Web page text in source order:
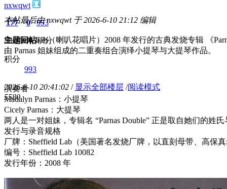
nxwqwt
177
主题
0
回帖
993
积分
积分
993
2026-6-10 20:41:02 / 显示全部楼层 /阅读模式
5580
本帖最后由 nxwqwt 于 2026-6-10 21:12 编辑
Sheffield Lab（喇叭花唱片）2008 年发行的古典发烧专辑 《
由 Parnas 姐妹组成的二重奏组合演绎小提琴与大提琴作品。
演奏者
Madalyn Parnas：小提琴
Cicely Parnas：大提琴
两人是一对姐妹，专辑名 “Parnas Double” 正是取自她们的姓
发行与录音规格
厂牌：Sheffield Lab（美国著名发烧厂牌，以直刻母带、高保
编号：Sheffield Lab 10082
发行年份：2008 年